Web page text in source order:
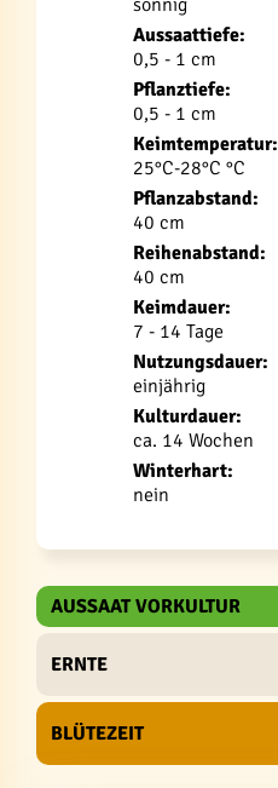
Aussaattiefe:
0,5 - 1 cm
Pflanztiefe:
0,5 - 1 cm
Keimtemperatur:
25°C-28°C °C
Pflanzabstand:
40 cm
Reihenabstand:
40 cm
Keimdauer:
7 - 14 Tage
Nutzungsdauer:
einjährig
Kulturdauer:
ca. 14 Wochen
Winterhart:
nein
AUSSAAT VORKULTUR
ERNTE
BLÜTEZEIT